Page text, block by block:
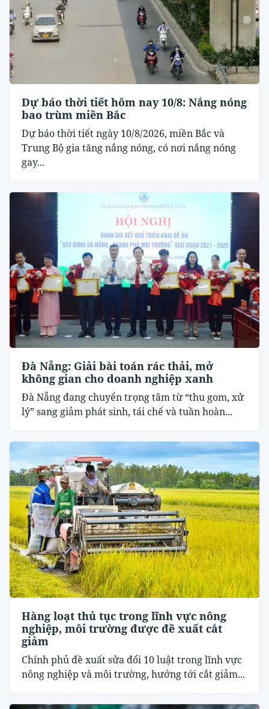
Dự báo thời tiết hôm nay 10/8: Nắng nóng
bao trùm miền Bắc
Dự báo thời tiết ngày 10/8/2026, miền Bắc và
Trung Bộ gia tăng nắng nóng, có nơi nắng nóng
gay...
Đà Nẵng: Giải bài toán rác thải, mở
không gian cho doanh nghiệp xanh
Đà Nẵng đang chuyển trọng tâm từ “thu gom, xử
lý” sang giảm phát sinh, tái chế và tuần hoàn...
Hàng loạt thủ tục trong lĩnh vực nông
nghiệp, môi trường được đề xuất cắt
giảm
Chính phủ đề xuất sửa đổi 10 luật trong lĩnh vực
nông nghiệp và môi trường, hướng tới cắt giảm...